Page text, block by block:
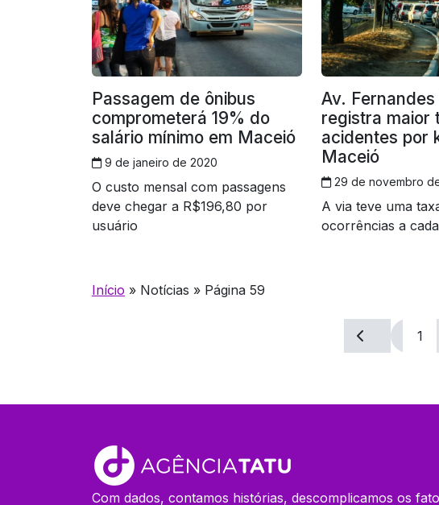
Passagem de ônibus
comprometerá 19% do
salário mínimo em Maceió
9 de janeiro de 2020
O custo mensal com passagens
deve chegar a R$196,80 por
usuário
Av. Fernandes
registra maior
acidentes por
Maceió
29 de novembro
A via teve uma
ocorrências a
Início » Notícias » Página 59
1
Com dados, contamos histórias, descomplicamos os